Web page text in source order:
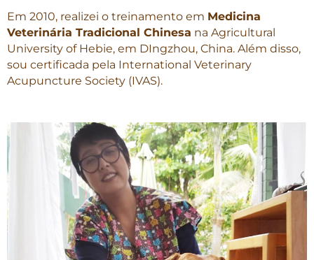
Em 2010, realizei o treinamento em Medicina
Veterinária Tradicional Chinesa na Agricultural
University of Hebie, em DIngzhou, China. Além disso,
sou certificada pela International Veterinary
Acupuncture Society (IVAS).